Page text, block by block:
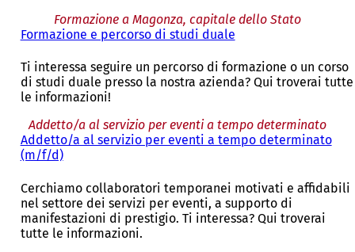
s
c
e
d
Formazione a Magonza, capitale dello Stato
Formazione e percorso di studi duale
Ti interessa seguire un percorso di formazione o un corso
di studi duale presso la nostra azienda? Qui troverai tutte
le informazioni!
Addetto/a al servizio per eventi a tempo determinato
Addetto/a al servizio per eventi a tempo determinato
(m/f/d)
Cerchiamo collaboratori temporanei motivati e affidabili
nel settore dei servizi per eventi, a supporto di
manifestazioni di prestigio. Ti interessa? Qui troverai
tutte le informazioni.